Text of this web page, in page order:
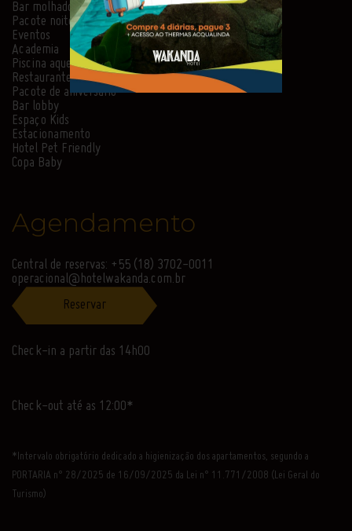
Bar molhado
Pacote noite de núpcias
Eventos
Academia
Piscina aquecida
Restaurante temático
Pacote de aniversário
Bar lobby
Espaço Kids
Estacionamento
Hotel Pet Friendly
Copa Baby
Agendamento
Central de reservas: +55 (18) 3702-0011
operacional@hotelwakanda.com.br
Reservar
Check-in a partir das 14h00
Check-out até as 12:00*
*Intervalo obrigatório dedicado a higienização dos apartamentos, segundo a
PORTARIA n° 28/2025 de 16/09/2025 da Lei n° 11.771/2008 (Lei Geral do
Turismo)